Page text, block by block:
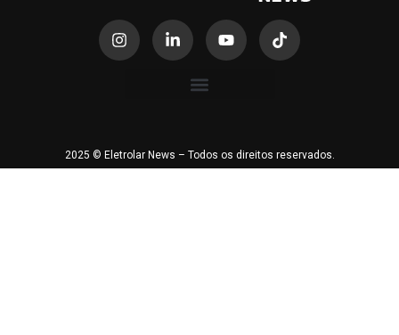
2025 © Eletrolar News – Todos os direitos reservados.